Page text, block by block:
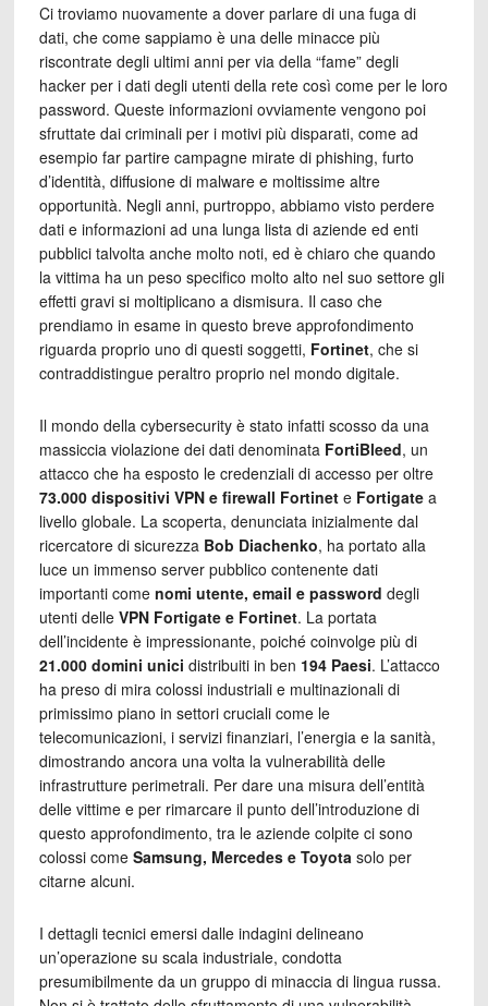
Ci troviamo nuovamente a dover parlare di una fuga di
dati, che come sappiamo è una delle minacce più
riscontrate degli ultimi anni per via della “fame” degli
hacker per i dati degli utenti della rete così come per le loro
password. Queste informazioni ovviamente vengono poi
sfruttate dai criminali per i motivi più disparati, come ad
esempio far partire campagne mirate di phishing, furto
d’identità, diffusione di malware e moltissime altre
opportunità. Negli anni, purtroppo, abbiamo visto perdere
dati e informazioni ad una lunga lista di aziende ed enti
pubblici talvolta anche molto noti, ed è chiaro che quando
la vittima ha un peso specifico molto alto nel suo settore gli
effetti gravi si moltiplicano a dismisura. Il caso che
prendiamo in esame in questo breve approfondimento
riguarda proprio uno di questi soggetti, Fortinet, che si
contraddistingue peraltro proprio nel mondo digitale.
Il mondo della cybersecurity è stato infatti scosso da una
massiccia violazione dei dati denominata FortiBleed, un
attacco che ha esposto le credenziali di accesso per oltre
73.000 dispositivi VPN e firewall Fortinete Fortigatea
livello globale. La scoperta, denunciata inizialmente dal
ricercatore di sicurezza Bob Diachenko, ha portato alla
luce un immenso server pubblico contenente dati
importanti come nomi utente, email e password degli
utenti delle VPN Fortigate e Fortinet. La portata
dell’incidente è impressionante, poiché coinvolge più di
21.000 domini unici distribuiti in ben 194 Paesi. L’attacco
ha preso di mira colossi industriali e multinazionali di
primissimo piano in settori cruciali come le
telecomunicazioni, i servizi finanziari, l’energia e la sanità,
dimostrando ancora una volta la vulnerabilità delle
infrastrutture perimetrali. Per dare una misura dell’entità
delle vittime e per rimarcare il punto dell’introduzione di
questo approfondimento, tra le aziende colpite ci sono
colossi come Samsung, Mercedes e Toyota solo per
citarne alcuni.
I dettagli tecnici emersi dalle indagini delineano
un’operazione su scala industriale, condotta
presumibilmente da un gruppo di minaccia di lingua russa.